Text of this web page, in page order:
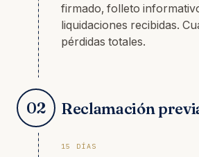
firmado, folleto
liquidaciones recibidas.
pérdidas totales.
02 Reclamación
15 DÍAS